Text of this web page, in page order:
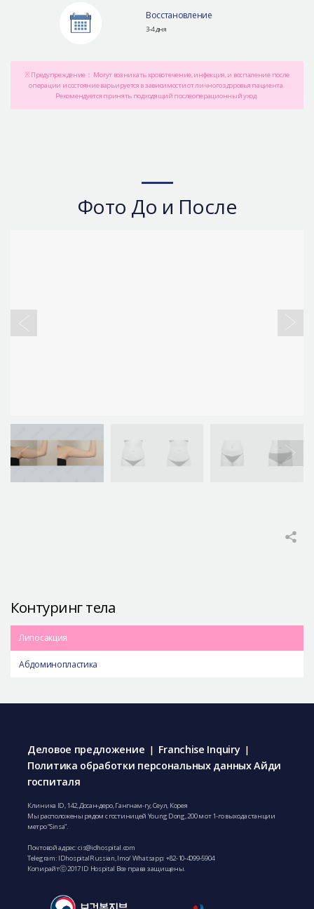
Восстановление
3-4 дня
※ Предупреждение： Могут возникать кровотечение, инфекция, и воспаление после
операции и состояние варьируется в зависимости от личного здоровья пациента.
Рекомендуется принять подходящий послеоперационный уход.
Фото До и После
Контуринг тела
Липосакция
Абдоминопластика
Деловое предложение | Franchise Inquiry |
Политика обработки персональных данных Айди
госпиталя
Клиника ID, 142, Досан-деро, Гангнам-гу, Сеул, Корея
Мы расположены рядом с гостиницей Young Dong, 200 м от 1-го выхода станции
метро “Sinsa”.
Почтовой адрес:cis@idhospital.com
Telegram: IDhospitalRussian, Imo/ Whatsapp: +82-10-4099-5904
Копирайтⓒ 2017 ID Hospital Все права защищены.